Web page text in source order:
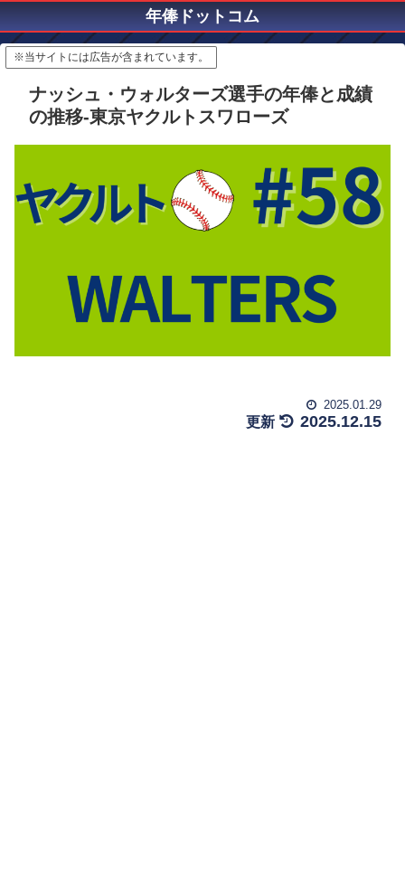
年俸ドットコム
※当サイトには広告が含まれています。
ナッシュ・ウォルターズ選手の年俸と成績
の推移-東京ヤクルトスワローズ
2025.01.29
2025.12.15